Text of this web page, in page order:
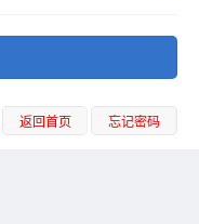
返回首页 忘记密码